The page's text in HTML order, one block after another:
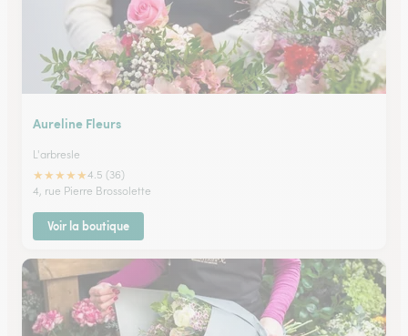
Aureline Fleurs
L'arbresle
★★★★★4.5 (36)
4, rue Pierre Brossolette
Voir la boutique